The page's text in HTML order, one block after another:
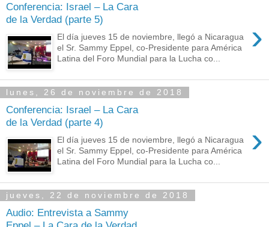
Conferencia: Israel – La Cara
de la Verdad (parte 5)
›
El día jueves 15 de noviembre, llegó a Nicaragua
el Sr. Sammy Eppel, co-Presidente para América
Latina del Foro Mundial para la Lucha co...
lunes, 26 de noviembre de 2018
Conferencia: Israel – La Cara
de la Verdad (parte 4)
›
El día jueves 15 de noviembre, llegó a Nicaragua
el Sr. Sammy Eppel, co-Presidente para América
Latina del Foro Mundial para la Lucha co...
jueves, 22 de noviembre de 2018
Audio: Entrevista a Sammy